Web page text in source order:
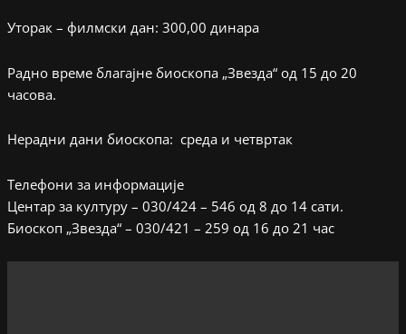
Уторак – филмски дан: 300,00 динара
Радно време благајне биоскопа „Звезда“ од 15 до 20
часова.
Нерадни дани биоскопа: среда и четвртак
Телефони за информације
Центар за културу – 030/424 – 546 од 8 до 14 сати.
Биоскоп „Звезда“ – 030/421 – 259 од 16 до 21 час